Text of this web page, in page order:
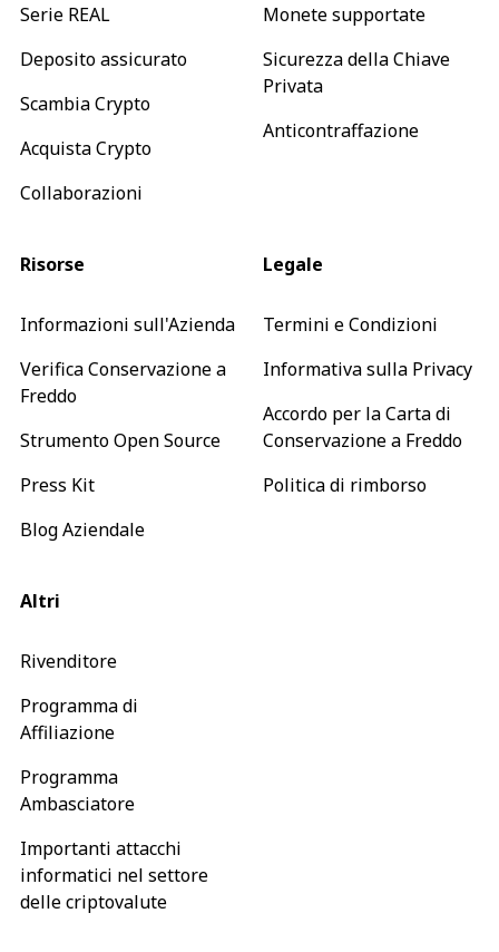
Serie REAL
Deposito assicurato
Scambia Crypto
Acquista Crypto
Collaborazioni
Monete supportate
Sicurezza della Chiave
Privata
Anticontraffazione
Risorse
Informazioni sull'Azienda
Verifica Conservazione a
Freddo
Strumento Open Source
Press Kit
Blog Aziendale
Legale
Termini e Condizioni
Informativa sulla Privacy
Accordo per la Carta di
Conservazione a Freddo
Politica di rimborso
Altri
Rivenditore
Programma di
Affiliazione
Programma
Ambasciatore
Importanti attacchi
informatici nel settore
delle criptovalute